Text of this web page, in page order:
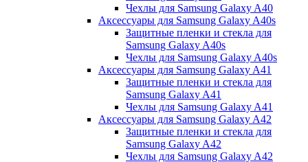
Чехлы для Samsung Galaxy A40
Аксессуары для Samsung Galaxy A40s
Защитные пленки и стекла для
Samsung Galaxy A40s
Чехлы для Samsung Galaxy A40s
Аксессуары для Samsung Galaxy A41
Защитные пленки и стекла для
Samsung Galaxy A41
Чехлы для Samsung Galaxy A41
Аксессуары для Samsung Galaxy A42
Защитные пленки и стекла для
Samsung Galaxy A42
Чехлы для Samsung Galaxy A42